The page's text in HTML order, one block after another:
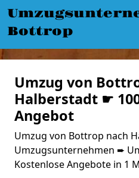
Bottrop
Umzug von
Halberstadt ☛
Angebot
Umzug von Bottrop nach
Umzugsunternehmen ➨
Kostenlose Angebote in 1